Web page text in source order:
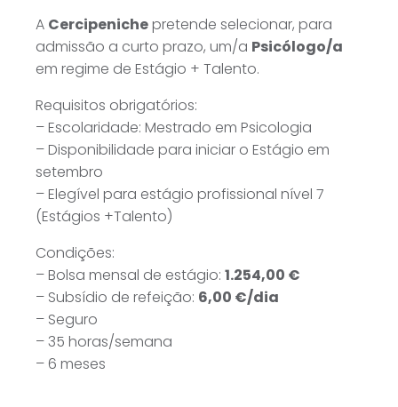
A Cercipenichepretende selecionar, para
admissão a curto prazo, um/a Psicólogo/a
em regime de Estágio + Talento.
Requisitos obrigatórios:
– Escolaridade: Mestrado em Psicologia
– Disponibilidade para iniciar o Estágio em
setembro
– Elegível para estágio profissional nível 7
(Estágios +Talento)
Condições:
– Bolsa mensal de estágio: 1.254,00 €
– Subsídio de refeição: 6,00 €/dia
– Seguro
– 35 horas/semana
– 6 meses